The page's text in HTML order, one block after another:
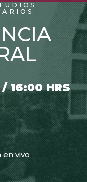
16:00 HRS
en vivo